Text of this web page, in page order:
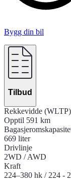
Bygg din bil
Tilbud
Rekkevidde (WLTP)
Opptil 591 km
669 liter
Drivlinje
2WD / AWD
Kraft
224–380 hk / 224 -